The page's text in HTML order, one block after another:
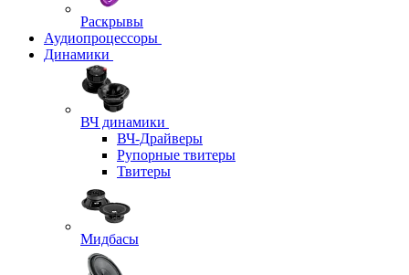
Раскрывы
Аудиопроцессоры
Динамики
ВЧ динамики
ВЧ-Драйверы
Рупорные твитеры
Твитеры
Мидбасы